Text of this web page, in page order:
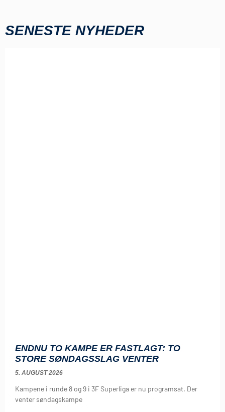
SENESTE NYHEDER
ENDNU TO KAMPE ER FASTLAGT: TO
STORE SØNDAGSSLAG VENTER
5. AUGUST 2026
Kampene i runde 8 og 9 i 3F Superliga er nu programsat. Der
venter søndagskampe